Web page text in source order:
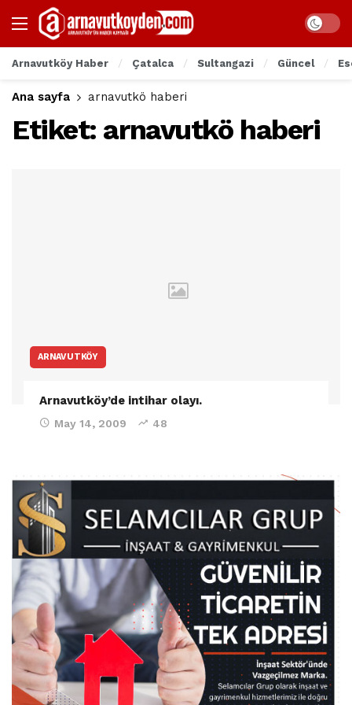
Arnavutköy Haber Çatalca Sultangazi Güncel
Ana sayfa arnavutkö haberi
Etiket: arnavutkö haberi
ARNAVUTKÖY
Arnavutköy’de intihar olayı.
May 14, 2009 48